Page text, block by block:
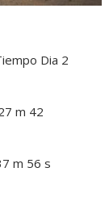
Dia 2
42
m 56 s